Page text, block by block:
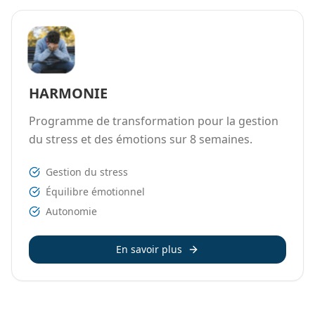
HARMONIE
Programme de transformation pour la gestion
du stress et des émotions sur 8 semaines.
Gestion du stress
Équilibre émotionnel
Autonomie
En savoir plus